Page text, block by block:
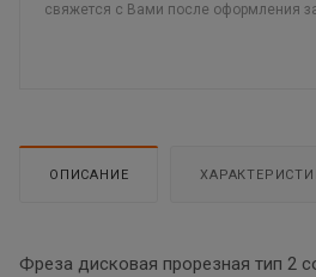
свяжется с Вами после оформления
ОПИСАНИЕ
Фреза дисковая прорезная тип 2